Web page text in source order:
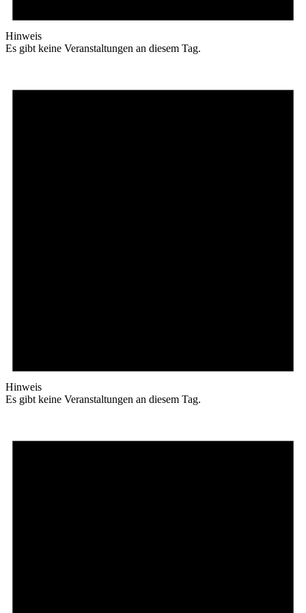
Hinweis
Es gibt keine Veranstaltungen an diesem Tag.
Hinweis
Es gibt keine Veranstaltungen an diesem Tag.